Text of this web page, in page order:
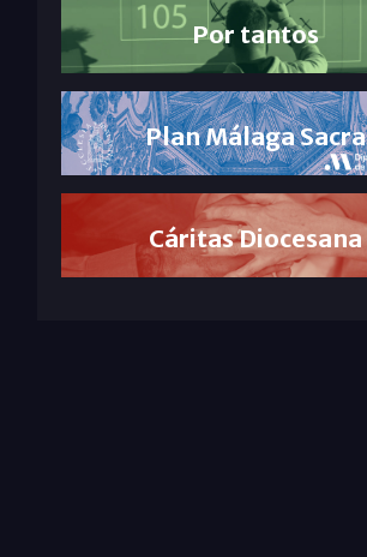
Por tantos
Plan Málaga Sacra
Cáritas Diocesana